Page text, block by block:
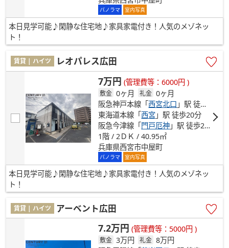
パノラマ 室内写真
本日見学可能♪閑静な住宅地♪家具家電付き！人気のメゾネッ
ト！
賃貸 | ハイツ レオパレス広田
7万円 (管理費等：6000円 )
敷金 0ヶ月 礼金 0ヶ月
阪急神戸本線「西宮北口 」駅 徒歩18分
東海道本線「西宮 」駅 徒歩20分
阪急今津線「門戸厄神 」駅 徒歩22分
1階 / 2ＤＫ / 40.95㎡
兵庫県西宮市中屋町
パノラマ 室内写真
本日見学可能♪閑静な住宅地♪家具家電付き！人気のメゾネッ
ト！
賃貸 | ハイツ アーベント広田
7.2万円 (管理費等：5000円 )
敷金 3万円 礼金 8万円